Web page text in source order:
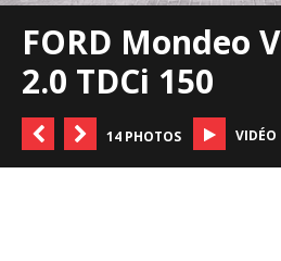
FORD Mondeo
2.0 TDCi 150
14 PHOTOS VIDÉO